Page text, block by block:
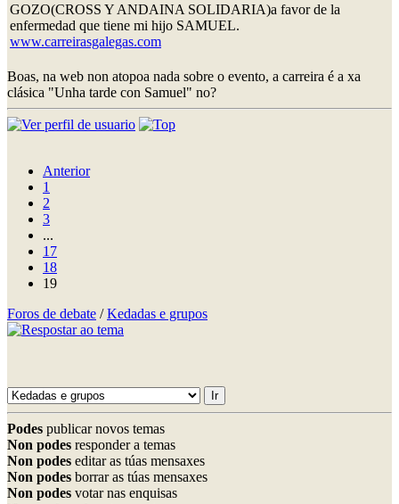
GOZO(CROSS Y ANDAINA SOLIDARIA)a favor de la
enfermedad que tiene mi hijo SAMUEL.
www.carreirasgalegas.com
Boas, na web non atopoa nada sobre o evento, a carreira é a xa
clásica "Unha tarde con Samuel" no?
Anterior
1
2
3
...
17
18
19
Foros de debate /Kedadas e grupos
Podes publicar novos temas
Non podes responder a temas
Non podes editar as túas mensaxes
Non podes borrar as túas mensaxes
Non podes votar nas enquisas